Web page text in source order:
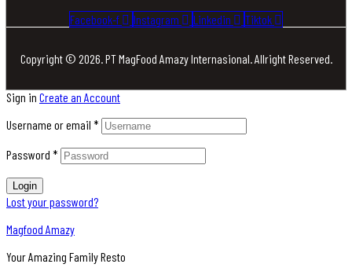
Facebook-f
Instagram Linkedin Tiktok
Copyright © 2026. PT MagFood Amazy Internasional. Allright Reserved.
Sign in Create an Account
Username or email *
Password *
Login
Lost your password?
Magfood Amazy
Your Amazing Family Resto